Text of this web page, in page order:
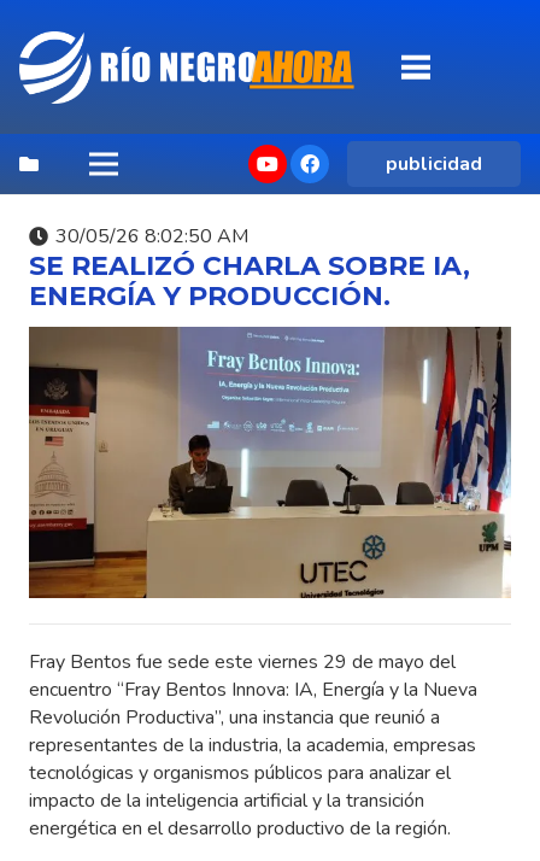
publicidad
30/05/26 8:02:50 AM
SE REALIZÓ CHARLA SOBRE IA,
ENERGÍA Y PRODUCCIÓN.
Fray Bentos fue sede este viernes 29 de mayo del
encuentro “Fray Bentos Innova: IA, Energía y la Nueva
Revolución Productiva”, una instancia que reunió a
representantes de la industria, la academia, empresas
tecnológicas y organismos públicos para analizar el
impacto de la inteligencia artificial y la transición
energética en el desarrollo productivo de la región.